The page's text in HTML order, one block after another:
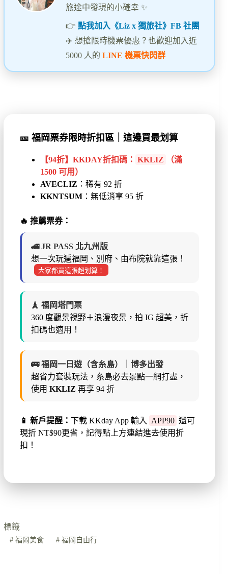
旅途中發現的小確幸 ✨
👉 點我加入《Liz x 獨旅社》FB 社團
✈️ 想搶限時機票優惠？也歡迎加入近
5000 人的 LINE 機票快閃群
🎫 福岡票券限時折扣區｜這邊買最划算
【94折】KKDAY折扣碼： KKLIZ
（滿
1500 可用）
AVECLIZ ：稀有 92 折
KKNTSUM ：無低消享 95 折
🔥 推薦票券：
🚄 JR PASS 北九州版
想一次玩遍福岡、別府、由布院就靠這張！
大家都買這張超划算！
🗼 福岡塔門票
360 度觀景視野＋浪漫夜景，拍 IG 超美，折
扣碼也適用！
🚌 福岡一日遊（含糸島）｜博多出發
超省力套裝玩法，糸島必去景點一網打盡，
使用 KKLIZ 再享 94 折
📱 新戶提醒： 下載 KKday App 輸入 APP90 還可
現折 NT$90更省，記得點上方連結進去使用折
扣！
標籤
#福岡美食 #福岡自由行